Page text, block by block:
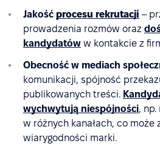
Jakość procesu rekrutacji –
prowadzenia rozmów oraz
kandydatów w kontakcie z
Obecność w mediach
komunikacji, spójność
publikowanych treści.
wychwytują niespójności,
w różnych kanałach, co może
wiarygodności marki.